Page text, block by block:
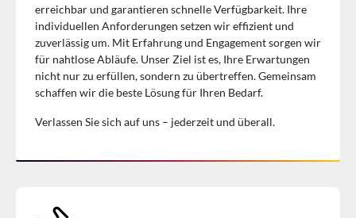
erreichbar und garantieren schnelle Verfügbarkeit. Ihre
individuellen Anforderungen setzen wir effizient und
zuverlässig um. Mit Erfahrung und Engagement sorgen wir
für nahtlose Abläufe. Unser Ziel ist es, Ihre Erwartungen
nicht nur zu erfüllen, sondern zu übertreffen. Gemeinsam
schaffen wir die beste Lösung für Ihren Bedarf.
Verlassen Sie sich auf uns – jederzeit und überall.